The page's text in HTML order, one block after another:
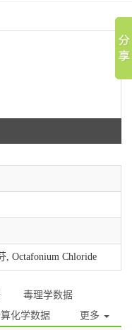
Octafonium Chloride
毒理学数据
化学数据 更多